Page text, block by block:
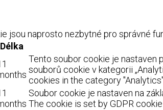
jsou naprosto nezbytné pro správné
Délka
Tento soubor cookie je nastaven
souborů cookie v kategorii
cookies in the category "Analytics".
Soubor cookie je nastaven na
The cookie is set by GDPR